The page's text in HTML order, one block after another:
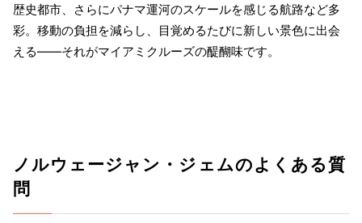
歴史都市、さらにパナマ運河のスケールを感じる航路など多
彩。移動の負担を減らし、目覚めるたびに新しい景色に出会
える――それがマイアミクルーズの醍醐味です。
ノルウェージャン・ジェムのよくある質
問